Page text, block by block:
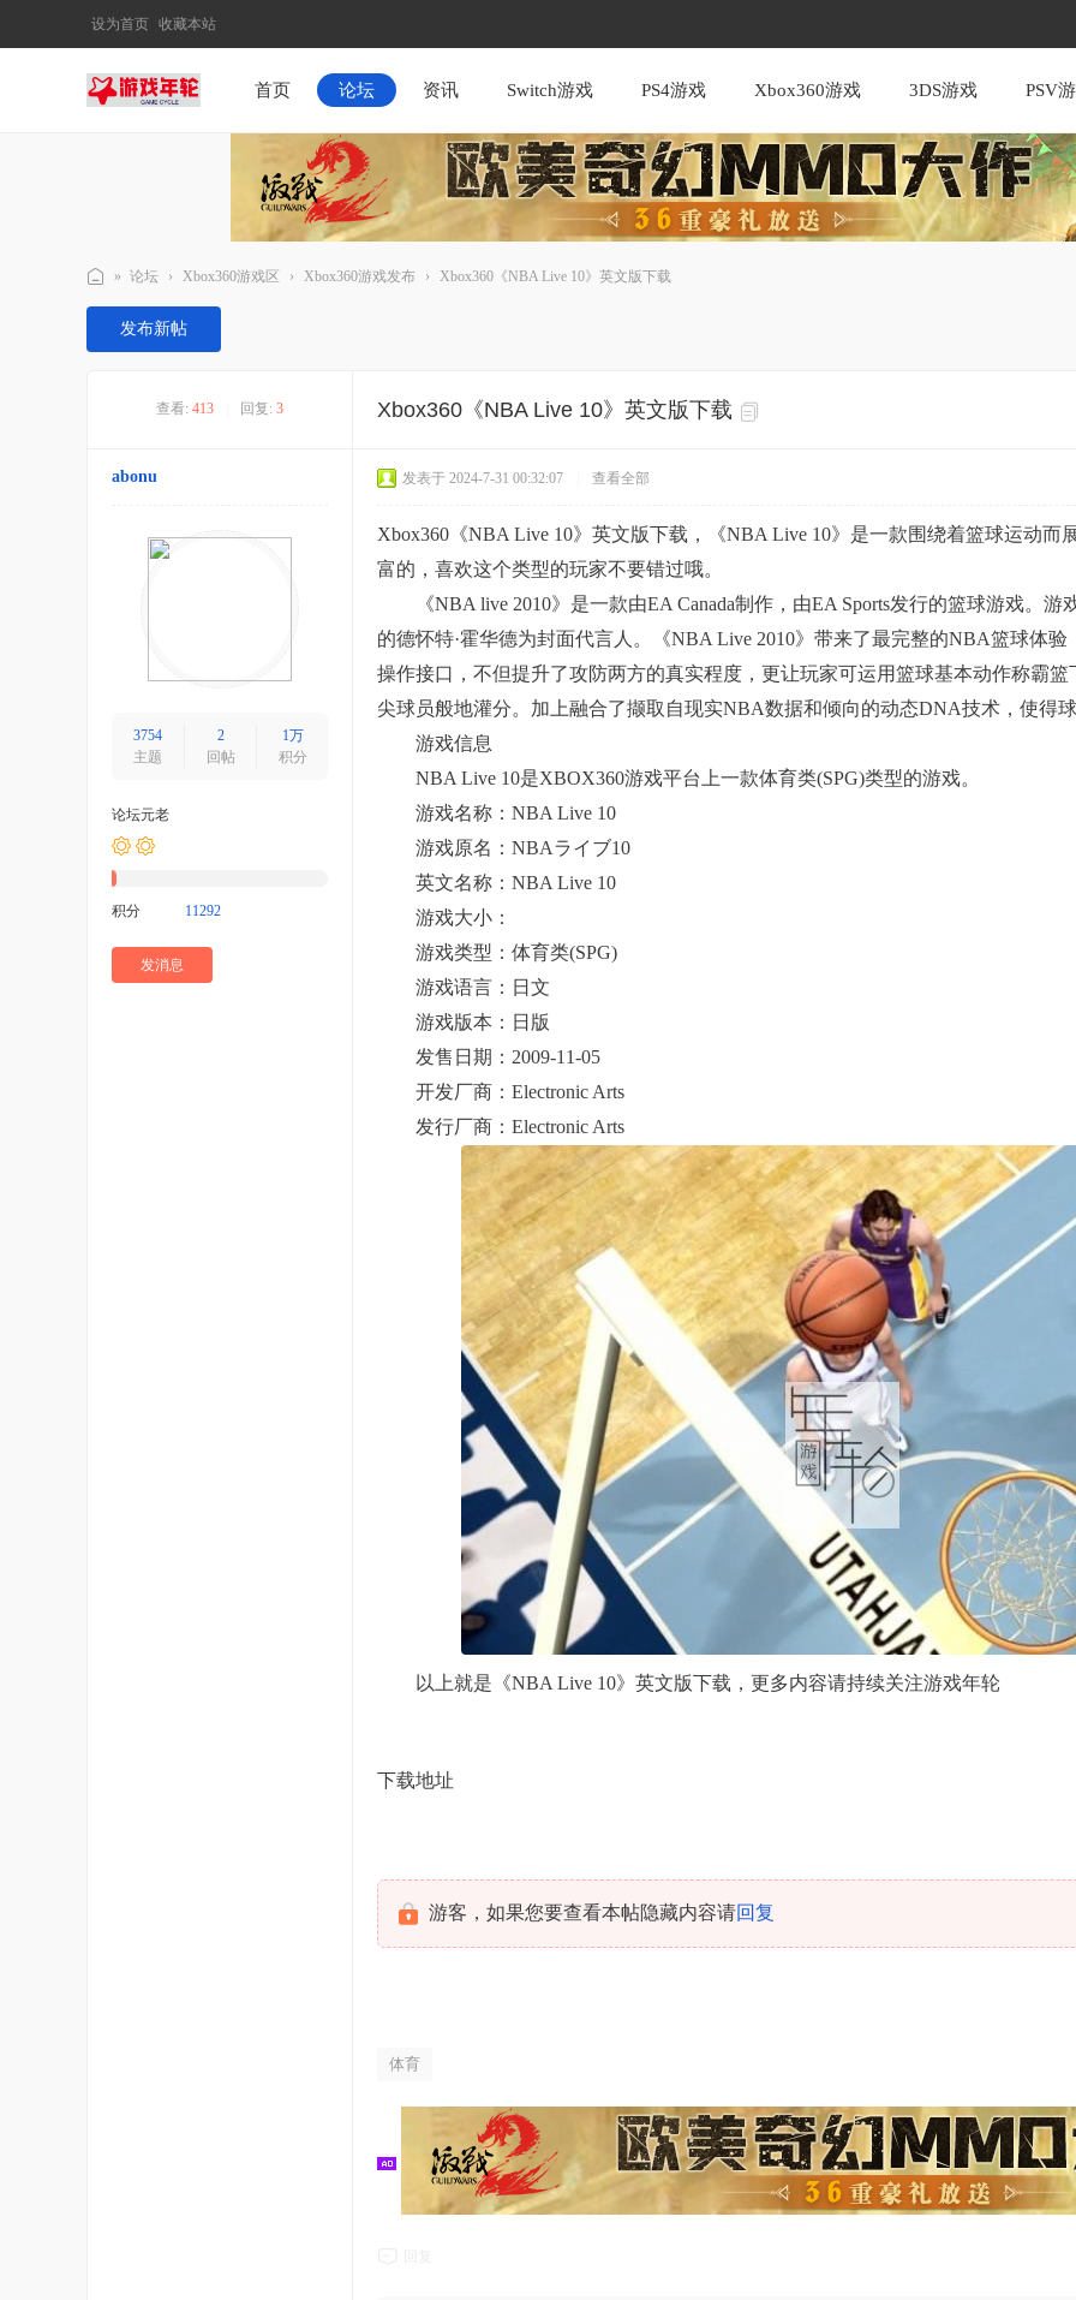
设为首页 收藏本站
首页 论坛 资讯 Switch游戏 PS4游戏 Xbox360游戏 3DS游戏 PSV
游
戏
» 论坛 › Xbox360游戏区 › Xbox360游戏发布 › Xbox360《NBA Live 10》英文版下载
发布新帖
查看: 413 回复: 3 Xbox360《NBA Live 10》英文版下载
abonu
3754
主题
2
回帖
1万
积分
论坛元老
积分 11292
发消息
发表于 2024-7-31 00:32:07 查看全部
Xbox360《NBA Live 10》英文版下载，《NBA Live 10》是一款围绕着篮球运动
富的，喜欢这个类型的玩家不要错过哦。
《NBA live 2010》是一款由EA Canada制作，由EA Sports发行的篮球游戏。
的德怀特·霍华德为封面代言人。《NBA Live 2010》带来了最完整的NBA篮球体
操作接口，不但提升了攻防两方的真实程度，更让玩家可运用篮球基本动作称霸
尖球员般地灌分。加上融合了撷取自现实NBA数据和倾向的动态DNA技术，使得
游戏信息
NBA Live 10是XBOX360游戏平台上一款体育类(SPG)类型的游戏。
游戏名称：NBA Live 10
游戏原名：NBAライブ10
英文名称：NBA Live 10
游戏大小：
游戏类型：体育类(SPG)
游戏语言：日文
游戏版本：日版
发售日期：2009-11-05
开发厂商：Electronic Arts
发行厂商：Electronic Arts
以上就是《NBA Live 10》英文版下载，更多内容请持续关注游戏年轮
下载地址
游客，如果您要查看本帖隐藏内容请回复
体育